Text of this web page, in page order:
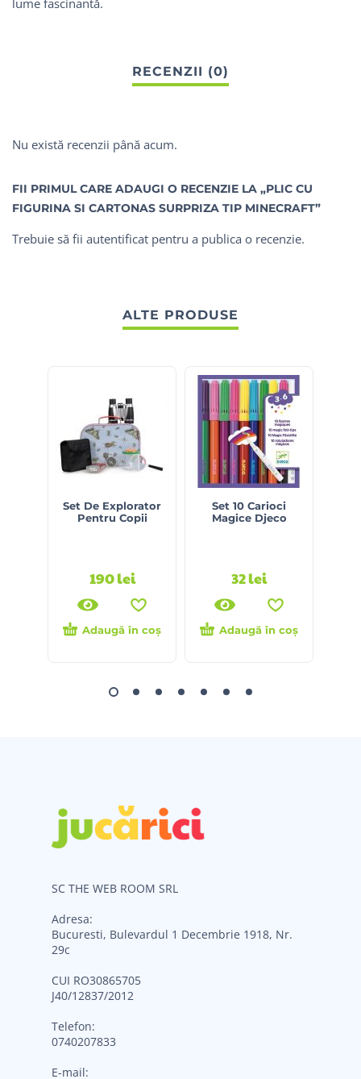
Nu există recenzii până acum.
FII PRIMUL CARE ADAUGI O RECENZIE LA „PLIC CU
FIGURINA SI CARTONAS SURPRIZA TIP MINECRAFT”
Trebuie să fii autentificat pentru a publica o recenzie.
ALTE PRODUSE
Set De Explorator
Pentru Copii
190lei
Adaugă în coș
Set 10 Carioci
Magice Djeco
32lei
Adaugă în coș
SC THE WEB ROOM SRL
Adresa:
Bucuresti, Bulevardul 1 Decembrie 1918, Nr.
29c
CUI RO30865705
J40/12837/2012
Telefon:
0740207833
E-mail: